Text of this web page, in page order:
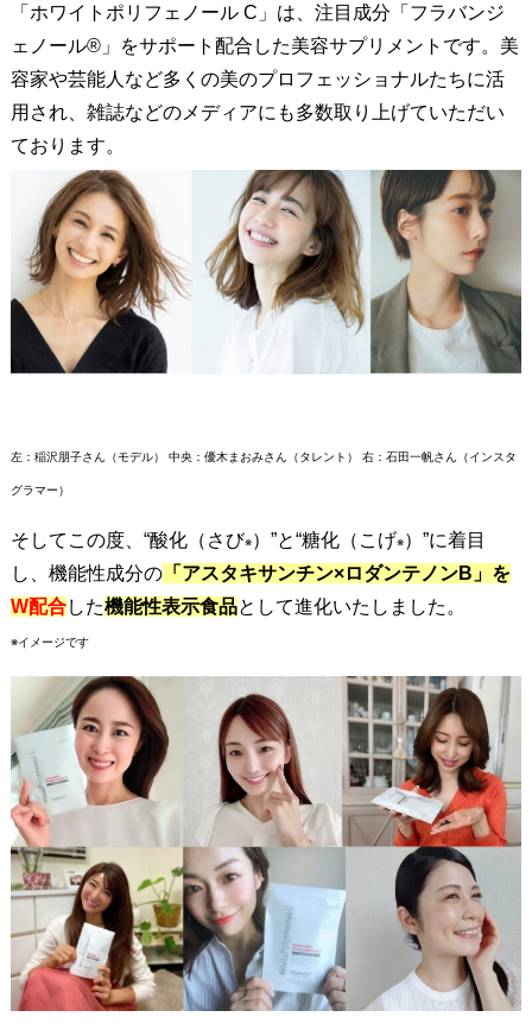
本
初
！
※
1
ア
ス
タ
キ
サ
チ
ロ
ダ
テ
ノ
ン
B
合
の
能
表
示
食
品
に
1
「ホワイトポリフェノール C」は、注目成分「フラバンジ
ェノール®」をサポート配合した美容サプリメントです。美
容家や芸能人など多くの美のプロフェッショナルたちに活
用され、雑誌などのメディアにも多数取り上げていただい
ております。
左：稲沢朋子さん（モデル） 中央：優木まおみさん（タレント） 右：石田一帆さん（インスタ
グラマー）
そしてこの度、“酸化（さび※）”と“糖化（こげ※）”に着目
し、機能性成分の 「 アスタキサンチン×ロダンテノンB」を
W配合した機能性表示食品として進化いたしました。
※イメージです